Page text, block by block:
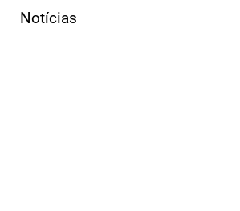
Notícias